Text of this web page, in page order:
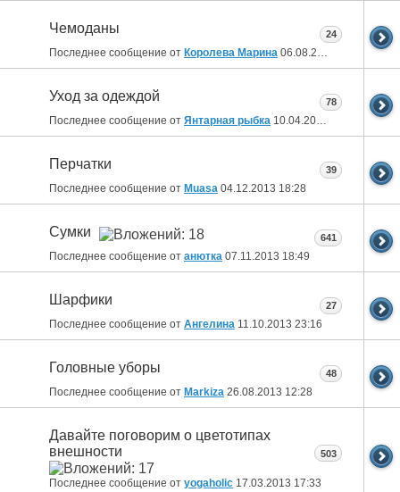
Чемоданы
Последнее сообщение от Королева Марина 06.08.2014
24
Уход за одеждой
Последнее сообщение от Янтарная рыбка 10.04.2014
78
Перчатки
Последнее сообщение от Muasa 04.12.2013 18:28
39
Сумки
Последнее сообщение от анютка 07.11.2013 18:49
641
Шарфики
Последнее сообщение от Ангелина 11.10.2013 23:16
27
Головные уборы
Последнее сообщение от Markiza 26.08.2013 12:28
48
Давайте поговорим о цветотипах
внешности
Последнее сообщение от yogaholic 17.03.2013 17:33
503